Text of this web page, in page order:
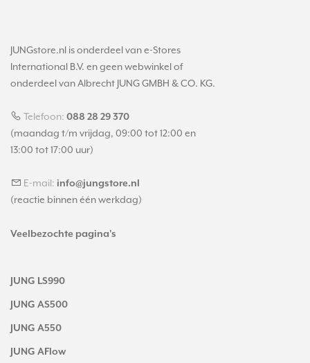
JUNGstore.nl is onderdeel van e-Stores
International B.V. en geen webwinkel of
onderdeel van Albrecht JUNG GMBH & CO. KG.
Telefoon: 088 28 29 370
(maandag t/m vrijdag, 09:00 tot 12:00 en
13:00 tot 17:00 uur)
E-mail: info@jungstore.nl
(reactie binnen één werkdag)
Veelbezochte pagina's
JUNG LS990
JUNG AS500
JUNG A550
JUNG AFlow